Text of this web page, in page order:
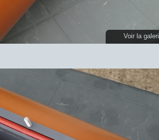
Voir la